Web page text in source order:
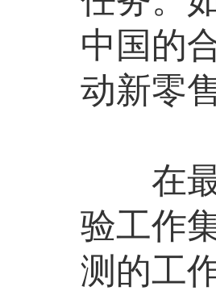
中国的
动新零
在最
验工作
测的工